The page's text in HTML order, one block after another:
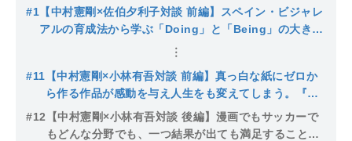
#1 【中村憲剛×佐伯夕利子対談 前編】スペイン・ビジャレ
アルの育成法から学ぶ「Doing」と「Being」の大きな
#11 【中村憲剛×小林有吾対談 前編】真っ白な紙にゼロか
ら作る作品が感動を与え人生をも変えてしまう。『ア
オアシ』を通じて漫画の力を改めて強く感じた
#12 【中村憲剛×小林有吾対談 後編】漫画でもサッカーで
もどんな分野でも、一つ結果が出ても満足することな